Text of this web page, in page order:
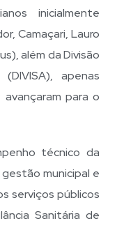
inicialmente
Camaçari, Lauro
além da Divisão
apenas
para o
técnico da
municipal e
serviços públicos
Sanitária de